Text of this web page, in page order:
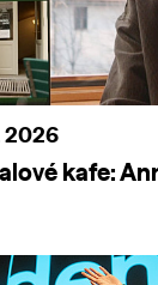
2026
kafe: